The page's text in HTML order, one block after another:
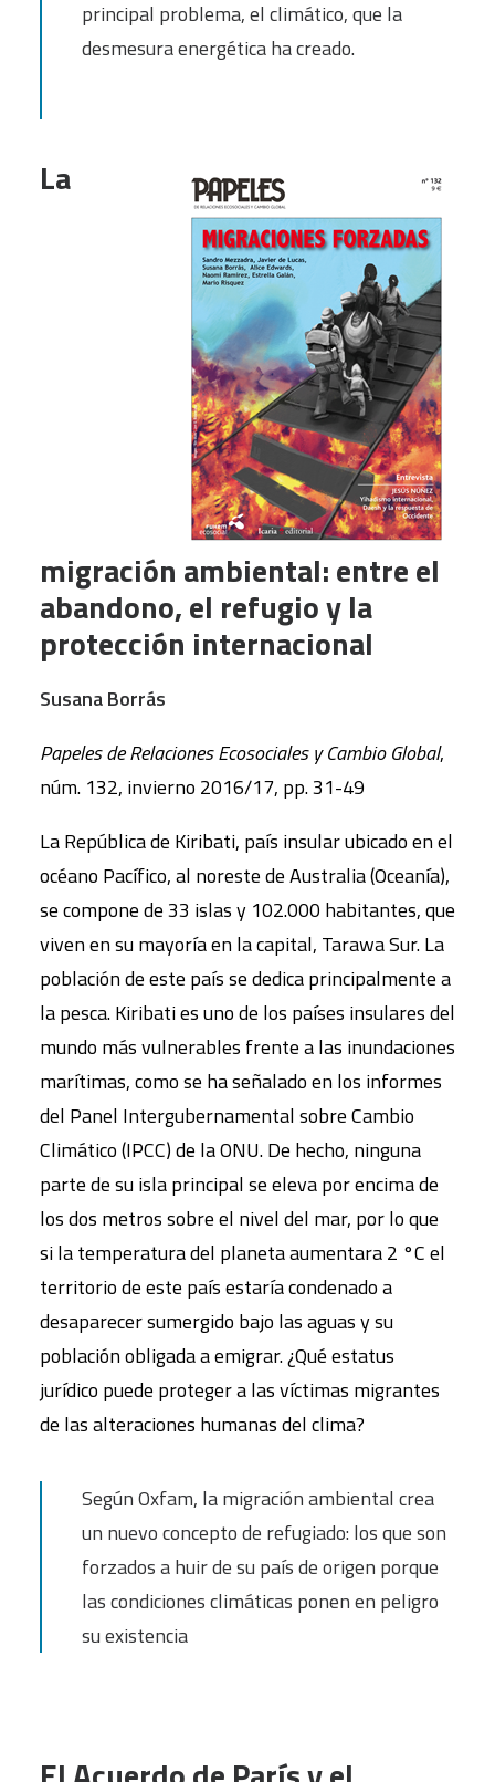
principal problema, el climático, que la
desmesura energética ha creado.
La
migración ambiental: entre el
abandono, el refugio y la
protección internacional
Susana Borrás
Papeles de Relaciones Ecosociales y Cambio Global,
núm. 132, invierno 2016/17, pp. 31-49
La República de Kiribati, país insular ubicado en el
océano Pacífico, al noreste de Australia (Oceanía),
se compone de 33 islas y 102.000 habitantes, que
viven en su mayoría en la capital, Tarawa Sur. La
población de este país se dedica principalmente a
la pesca. Kiribati es uno de los países insulares del
mundo más vulnerables frente a las inundaciones
marítimas, como se ha señalado en los informes
del Panel Intergubernamental sobre Cambio
Climático (IPCC) de la ONU. De hecho, ninguna
parte de su isla principal se eleva por encima de
los dos metros sobre el nivel del mar, por lo que
si la temperatura del planeta aumentara 2 °C el
territorio de este país estaría condenado a
desaparecer sumergido bajo las aguas y su
población obligada a emigrar. ¿Qué estatus
jurídico puede proteger a las víctimas migrantes
de las alteraciones humanas del clima?
Según Oxfam, la migración ambiental crea
un nuevo concepto de refugiado: los que son
forzados a huir de su país de origen porque
las condiciones climáticas ponen en peligro
su existencia